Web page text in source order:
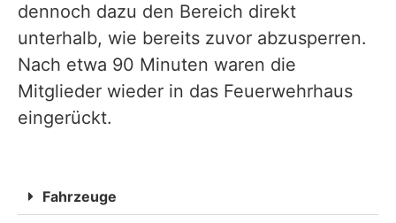
dennoch dazu den Bereich direkt
unterhalb, wie bereits zuvor abzusperren.
Nach etwa 90 Minuten waren die
Mitglieder wieder in das Feuerwehrhaus
eingerückt.
Fahrzeuge